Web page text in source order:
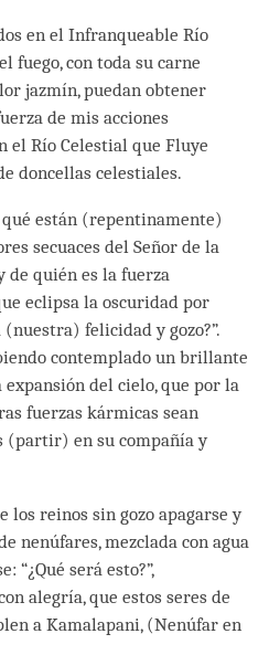
en el Infranqueable Río
fuego, con toda su carne
jazmín, puedan obtener
de mis acciones
el Río Celestial que Fluye
doncellas celestiales.
qué están (repentinamente)
secuaces del Señor de la
de quién es la fuerza
eclipsa la oscuridad por
felicidad y gozo?”.
contemplado un brillante
del cielo, que por la
fuerzas kármicas sean
(partir) en su compañía y
los reinos sin gozo apagarse y
nenúfares, mezclada con agua
“¿Qué será esto?”,
alegría, que estos seres de
a Kamalapani, (Nenúfar en